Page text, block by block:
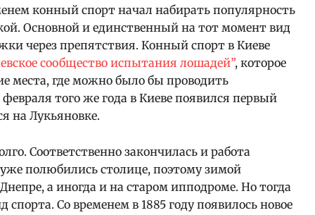
конный спорт начал набирать популярность
Основной и единственный на тот момент вид
через препятствия. Конный спорт в Киеве
сообщество испытания лошадей”, которое
места, где можно было бы проводить
того же года в Киеве появился первый
на Лукьяновке.
Соответственно закончилась и работа
полюбились столице, поэтому зимой
а иногда и на старом ипподроме. Но тогда
Со временем в 1885 году появилось новое